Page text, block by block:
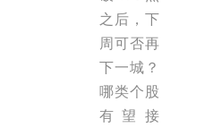
之后，下
周可否再
下一城？
哪类个股
有望接